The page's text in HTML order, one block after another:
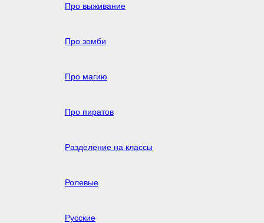
Про выживание
Про зомби
Про магию
Про пиратов
Разделение на классы
Ролевые
Русские